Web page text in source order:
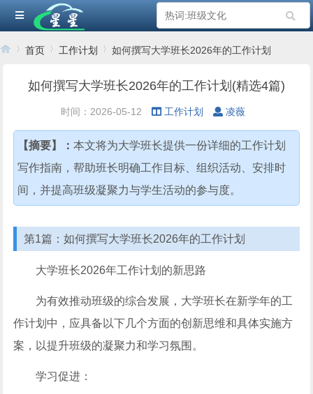
首页 工作计划
›
如何撰写大学班长2026年的工作计划
如何撰写大学班长2026年的工作计划(精选4篇)
时间：2026-05-12 工作计划 凌薇
【摘要】：本文将为大学班长提供一份详细的工作计划
写作指南，帮助班长明确工作目标、组织活动、安排时
间，并提高班级凝聚力与学生活动的参与度。
第1篇：如何撰写大学班长2026年的工作计划
大学班长2026年工作计划的新思路
为有效推动班级的综合发展，大学班长在新学年的工
作计划中，应具备以下几个方面的创新思维和具体实施方
案，以提升班级的凝聚力和学习氛围。
学习促进：